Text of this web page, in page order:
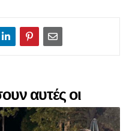
αυτές οι